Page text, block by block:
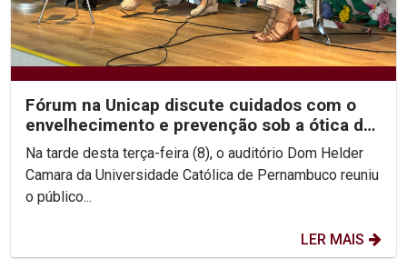
Fórum na Unicap discute cuidados com o
envelhecimento e prevenção sob a ótica da
Geriatria e...
Na tarde desta terça-feira (8), o auditório Dom Helder
Camara da Universidade Católica de Pernambuco reuniu
o público...
LER MAIS